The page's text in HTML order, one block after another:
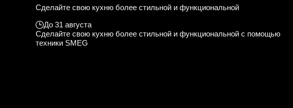
Сделайте свою кухню более стильной и функциональной
До 31 августа
Сделайте свою кухню более стильной и функциональной с помощью
техники SMEG